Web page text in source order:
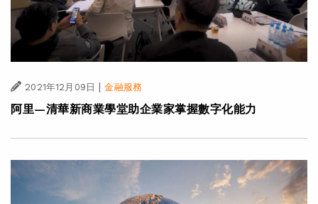
2021年12月09日 | 金融服務
阿里—清華新商業學堂助企業家掌握數字化能力